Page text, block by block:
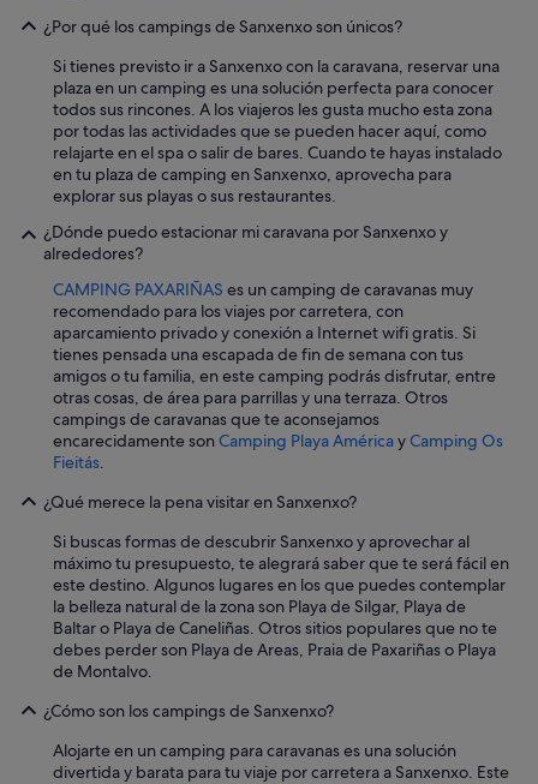
¿Por qué los campings de Sanxenxo son únicos?
Si tienes previsto ir a Sanxenxo con la caravana, reservar una
plaza en un camping es una solución perfecta para conocer
todos sus rincones. A los viajeros les gusta mucho esta zona
por todas las actividades que se pueden hacer aquí, como
relajarte en el spa o salir de bares. Cuando te hayas instalado
en tu plaza de camping en Sanxenxo, aprovecha para
explorar sus playas o sus restaurantes.
¿Dónde puedo estacionar mi caravana por Sanxenxo y
alrededores?
CAMPING PAXARIÑAS es un camping de caravanas muy
recomendado para los viajes por carretera, con
aparcamiento privado y conexión a Internet wifi gratis. Si
tienes pensada una escapada de fin de semana con tus
amigos o tu familia, en este camping podrás disfrutar, entre
otras cosas, de área para parrillas y una terraza. Otros
campings de caravanas que te aconsejamos
encarecidamente sonCamping Playa AméricayCamping Os
Fieitás.
¿Qué merece la pena visitar en Sanxenxo?
Si buscas formas de descubrir Sanxenxo y aprovechar al
máximo tu presupuesto, te alegrará saber que te será fácil en
este destino. Algunos lugares en los que puedes contemplar
la belleza natural de la zona son Playa de Silgar, Playa de
Baltar o Playa de Caneliñas. Otros sitios populares que no te
debes perder son Playa de Areas, Praia de Paxariñas o Playa
de Montalvo.
¿Cómo son los campings de Sanxenxo?
Alojarte en un camping para caravanas es una solución
divertida y barata para tu viaje por carretera a Sanxenxo. Este